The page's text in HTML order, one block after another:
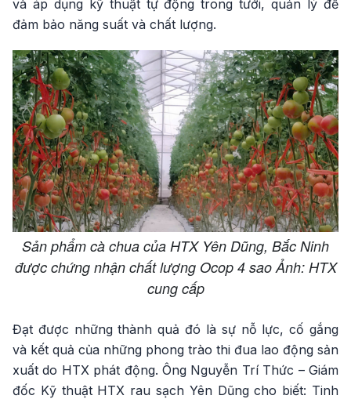
và áp dụng kỹ thuật tự động trong tưới, quản lý để
đảm bảo năng suất và chất lượng.
Sản phẩm cà chua của HTX Yên Dũng, Bắc Ninh
được chứng nhận chất lượng Ocop 4 sao Ảnh: HTX
cung cấp
Đạt được những thành quả đó là sự nỗ lực, cố gắng
và kết quả của những phong trào thi đua lao động sản
xuất do HTX phát động. Ông Nguyễn Trí Thức – Giám
đốc Kỹ thuật HTX rau sạch Yên Dũng cho biết: Tinh